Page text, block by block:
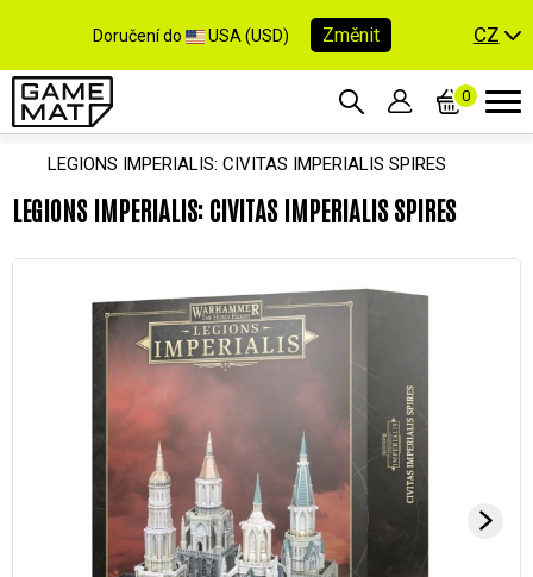
Doručení do USA (USD) Změnit CZ
0
LEGIONS IMPERIALIS: CIVITAS IMPERIALIS SPIRES
LEGIONS IMPERIALIS: CIVITAS IMPERIALIS SPIRES